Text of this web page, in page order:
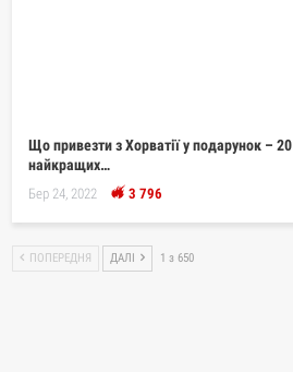
Що привезти з Хорватії у подарунок – 20
найкращих…
Бер 24, 2022 3 796
ПОПЕРЕДНЯ ДАЛІ 1 з 650